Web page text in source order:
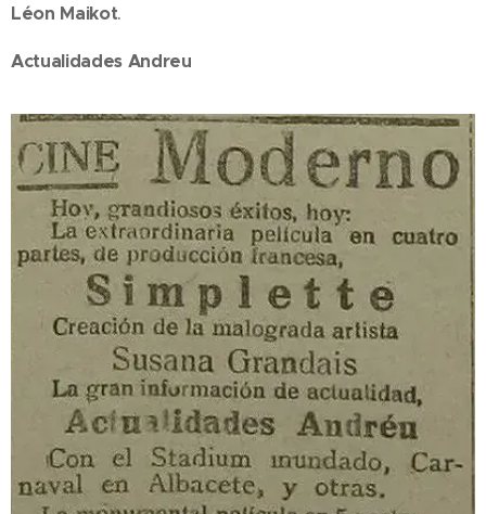
Léon Maikot.
Actualidades Andreu